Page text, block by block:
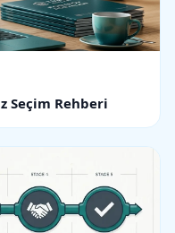
Seçim Rehberi